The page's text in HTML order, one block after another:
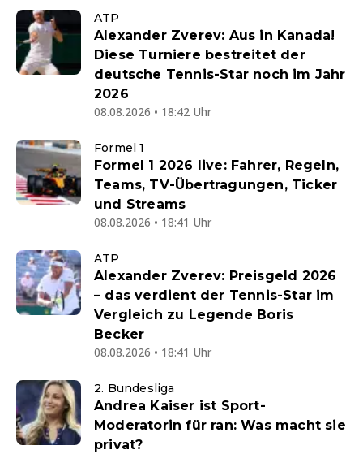
ATP
Alexander Zverev: Aus in Kanada!
Diese Turniere bestreitet der
deutsche Tennis-Star noch im Jahr
2026
08.08.2026 • 18:42 Uhr
Formel 1
Formel 1 2026 live: Fahrer, Regeln,
Teams, TV-Übertragungen, Ticker
und Streams
08.08.2026 • 18:41 Uhr
ATP
Alexander Zverev: Preisgeld 2026
– das verdient der Tennis-Star im
Vergleich zu Legende Boris
Becker
08.08.2026 • 18:41 Uhr
2. Bundesliga
Andrea Kaiser ist Sport-
Moderatorin für ran: Was macht sie
privat?